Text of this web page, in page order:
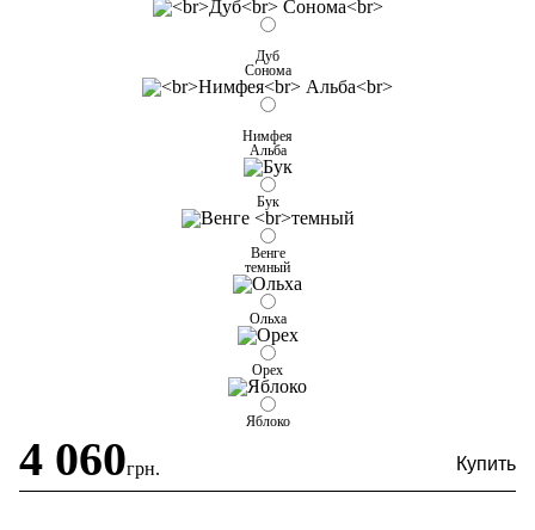
Дуб
Сонома
Нимфея
Альба
Бук
Венге
темный
Ольха
Орех
Яблоко
4 060грн.